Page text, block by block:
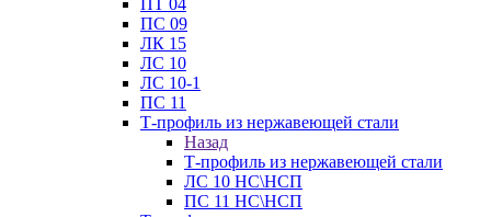
ПТ 04
ПС 09
ЛК 15
ЛС 10
ЛС 10-1
ПС 11
Т-профиль из нержавеющей стали
Назад
Т-профиль из нержавеющей стали
ЛС 10 НС\НСП
ПС 11 НС\НСП